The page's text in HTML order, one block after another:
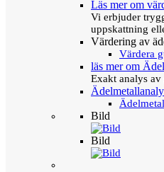
Läs mer om
Vi erbjuder
uppskattning
Värdering av
Värdera
läs mer om
Exakt analys
Bild
Bild